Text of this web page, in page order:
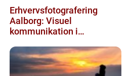
Erhvervsfotografering
Aalborg: Visuel
kommunikation i